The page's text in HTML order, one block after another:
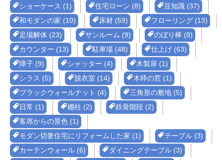
ショーケース (1)
住宅ローン (8)
豆知識 (37)
和モダンの家 (10)
床材 (59)
フローリング (13)
足場解体 (23)
サンルーム (9)
のぼり棒 (8)
カウンター (13)
駐車場 (48)
仕上げ (63)
障子 (9)
シャッター (4)
木製扉 (1)
シラス (5)
脱衣室 (14)
木枠の窓 (1)
ブラックウォールナット (4)
三角形の敷地 (5)
日常 (1)
棚柱 (2)
鉄骨階段 (2)
客席からの景色 (1)
モダン切妻住宅にリフォームした家 (1)
テーブル (3)
カーテンウォール (6)
ダイニングテーブル (3)